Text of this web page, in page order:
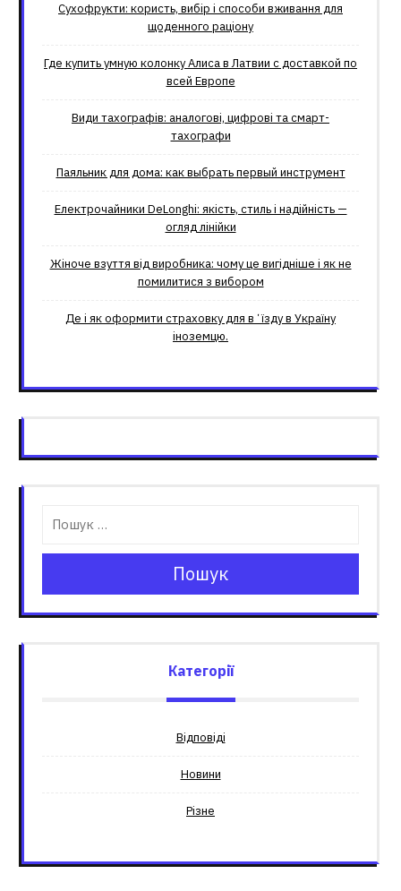
Сухофрукти: користь, вибір і способи вживання для
щоденного раціону
Где купить умную колонку Алиса в Латвии с доставкой по
всей Европе
Види тахографів: аналогові, цифрові та смарт-
тахографи
Паяльник для дома: как выбрать первый инструмент
Електрочайники DeLonghi: якість, стиль і надійність —
огляд лінійки
Жіноче взуття від виробника: чому це вигідніше і як не
помилитися з вибором
Де і як оформити страховку для вʼїзду в Україну
іноземцю.
Пошук
Категорії
Відповіді
Новини
Різне